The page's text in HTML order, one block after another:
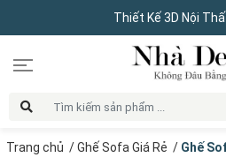
Thiết Kế 3D Nội
Trang chủ /Ghế Sofa Giá Rẻ / Ghế